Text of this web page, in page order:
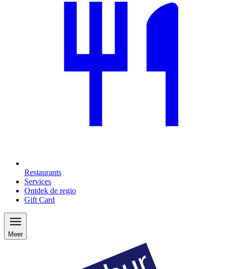
Restaurants
Services
Ontdek de regio
Gift Card
Meer